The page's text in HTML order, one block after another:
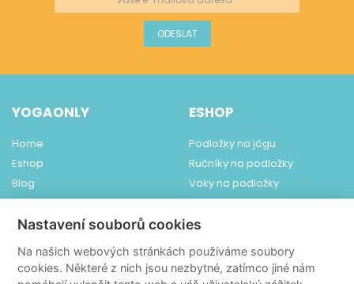
YOGAONLY
Home
Eshop
Blog
Obchodní podmínky
Dodání a platba
ESHOP
Podložky na jógu
Ručníky na podložky
Vaky na podložky
Ponožky ToeSox
Pomůcky na jógu
Šperky
Čaje YogiTea
Nastavení souborů cookies
Na našich webových stránkách používáme soubory
cookies. Některé z nich jsou nezbytné, zatímco jiné nám